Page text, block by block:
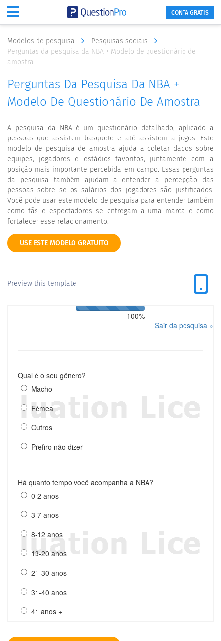
CONTA GRATIS
Modelos de pesquisa
Pesquisas sociais
Perguntas da pesquisa da NBA + Modelo de questionário de
amostra
Perguntas Da Pesquisa Da NBA +
Modelo De Questionário De Amostra
A pesquisa da NBA é um questionário detalhado, aplicado a
pessoas que assistem basquete e até assistem a jogos. Este
modelo de pesquisa de amostra ajuda a coletar dados sobre
equipes, jogadores e estádios favoritos, juntamente com a
posição mais importante percebida em campo. Essas perguntas
da pesquisa também ajudam a entender a percepção das
pessoas sobre se os salários dos jogadores são justificados.
Você pode usar este modelo de pesquisa para entender também
como fãs e espectadores se entregam a uma marca e como
fortalecer esse relacionamento.
USE ESTE MODELO GRATUITO
Preview this template